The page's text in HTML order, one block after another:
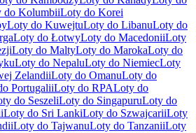
do KolumbiiLoty do Korei
Loty do KuwejtuLoty do LibanuLoty do
Loty do ŁotwyLoty do MacedoniiLoty
Loty do MaltyLoty do MarokaLoty do
Loty do NepaluLoty do NiemiecLoty
ZelandiiLoty do OmanuLoty do
PortugaliiLoty do RPALoty do
do SeszeliLoty do SingapuruLoty do
Loty do Sri LankiLoty do SzwajcariiLoty
Loty do TajwanuLoty do TanzaniiLoty